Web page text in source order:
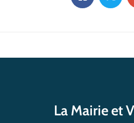
La Mairie et